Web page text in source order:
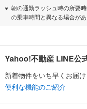
朝の通勤ラッシュ時の所要
の乗車時間と異なる場合があ
Yahoo!不動産 LINE公
新着物件をいち早くお届け
便利な機能のご紹介